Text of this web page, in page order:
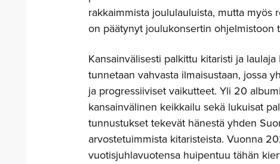
rakkaimmista joululauluista, mutta myös
on päätynyt joulukonsertin ohjelmistoon
Kansainvälisesti palkittu kitaristi ja laulaja
tunnetaan vahvasta ilmaisustaan, jossa
ja progressiiviset vaikutteet. Yli 20
kansainvälinen keikkailu sekä lukuisat
tunnustukset tekevät hänestä yhden
arvostetuimmista kitaristeista. Vuonna
vuotisjuhlavuotensa huipentuu tähän